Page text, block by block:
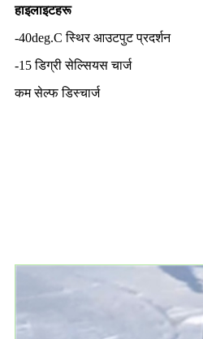
हाइलाइटहरू
-40deg.C स्थिर आउटपुट प्रदर्शन
-15 डिग्री सेल्सियस चार्ज
कम सेल्फ डिस्चार्ज